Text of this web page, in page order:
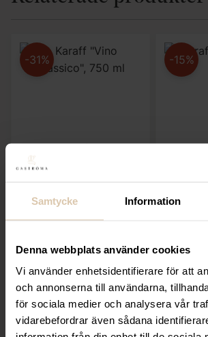
Samtycke Information
Denna webbplats använder cookies
Vi använder enhetsidentifierare för att
och annonserna till användarna,
för sociala medier och analysera vår
vidarebefordrar även sådana
-31%
Lägg till i favoriter
750 ml
575,20kr Det ursprungliga priset
399,20
KÖP
-15%
Lägg
1 596
-35%